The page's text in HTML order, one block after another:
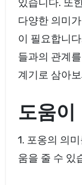
있습니다. 또
다양한 의미
이 필요합니
들과의 관계
계기로 삼아
도움이
1. 포옹의 의
움을 줄 수 있